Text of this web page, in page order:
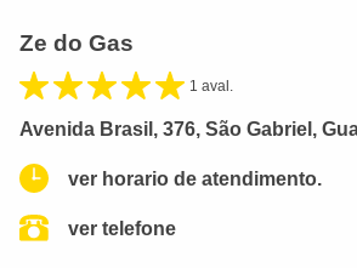
Ze do Gas
1 aval.
Avenida Brasil, 376, São Gabriel,
ver horario de atendimento.
ver telefone